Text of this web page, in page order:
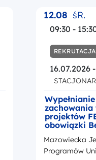
12.08 śR.
09:30 -
16.07.2026
zachowania
projektów
obowiązki
okresie
z
promocji
Mazowiecka
Programów